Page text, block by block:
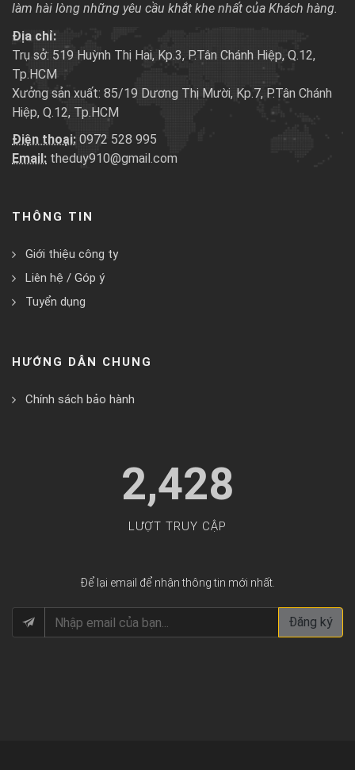
làm hài lòng những yêu cầu khắt khe nhất của Khách hàng.
Địa chỉ:
Trụ sở: 519 Huỳnh Thị Hai, Kp.3, P.Tân Chánh Hiệp, Q.12,
Tp.HCM
Xưởng sản xuất: 85/19 Dương Thị Mười, Kp.7, P.Tân Chánh
Hiệp, Q.12, Tp.HCM
Điện thoại: 0972 528 995
Email: theduy910@gmail.com
THÔNG TIN
Giới thiệu công ty
Liên hệ / Góp ý
Tuyển dụng
HƯỚNG DẪN CHUNG
Chính sách bảo hành
2,428
LƯỢT TRUY CẬP
Để lại email để nhận thông tin mới nhất.
Đăng ký